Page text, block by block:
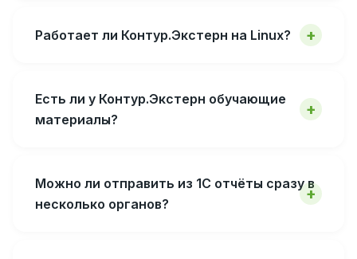
Работает ли Контур.Экстерн на Linux?
Есть ли у Контур.Экстерн обучающие
материалы?
Можно ли отправить из 1С отчёты сразу в
несколько органов?